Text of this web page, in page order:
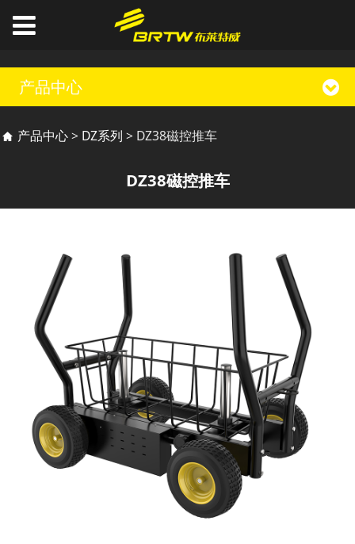
产品中心
DZ38磁控推车
产品中心> DZ系列 > DZ38磁控推车
DZ38磁控推车